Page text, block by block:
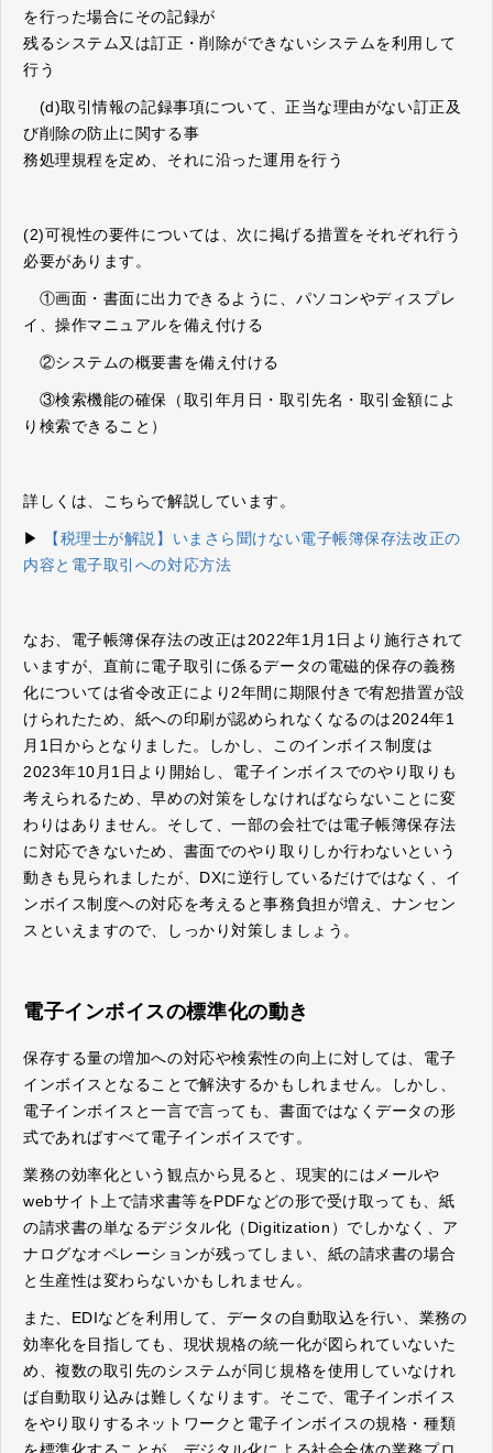
を行った場合にその記録が
残るシステム又は訂正・削除ができないシステムを利用して
行う
(d)取引情報の記録事項について、正当な理由がない訂正及
び削除の防止に関する事
務処理規程を定め、それに沿った運用を行う
(2)可視性の要件については、次に掲げる措置をそれぞれ行う
必要があります。
①画面・書面に出力できるように、パソコンやディスプレ
イ、操作マニュアルを備え付ける
②システムの概要書を備え付ける
③検索機能の確保（取引年月日・取引先名・取引金額によ
り検索できること）
詳しくは、こちらで解説しています。
▶
【税理士が解説】いまさら聞けない電子帳簿保存法改正の
内容と電子取引への対応方法
なお、電子帳簿保存法の改正は2022年1月1日より施行されて
いますが、直前に電子取引に係るデータの電磁的保存の義務
化については省令改正により2年間に期限付きで宥恕措置が設
けられたため、紙への印刷が認められなくなるのは2024年1
月1日からとなりました。しかし、このインボイス制度は
2023年10月1日より開始し、電子インボイスでのやり取りも
考えられるため、早めの対策をしなければならないことに変
わりはありません。そして、一部の会社では電子帳簿保存法
に対応できないため、書面でのやり取りしか行わないという
動きも見られましたが、DXに逆行しているだけではなく、イ
ンボイス制度への対応を考えると事務負担が増え、ナンセン
スといえますので、しっかり対策しましょう。
電子インボイスの標準化の動き
保存する量の増加への対応や検索性の向上に対しては、電子
インボイスとなることで解決するかもしれません。しかし、
電子インボイスと一言で言っても、書面ではなくデータの形
式であればすべて電子インボイスです。
業務の効率化という観点から見ると、現実的にはメールや
webサイト上で請求書等をPDFなどの形で受け取っても、紙
の請求書の単なるデジタル化（Digitization）でしかなく、ア
ナログなオペレーションが残ってしまい、紙の請求書の場合
と生産性は変わらないかもしれません。
また、EDIなどを利用して、データの自動取込を行い、業務の
効率化を目指しても、現状規格の統一化が図られていないた
め、複数の取引先のシステムが同じ規格を使用していなけれ
ば自動取り込みは難しくなります。そこで、電子インボイス
をやり取りするネットワークと電子インボイスの規格・種類
を標準化することが、デジタル化による社会全体の業務プロ